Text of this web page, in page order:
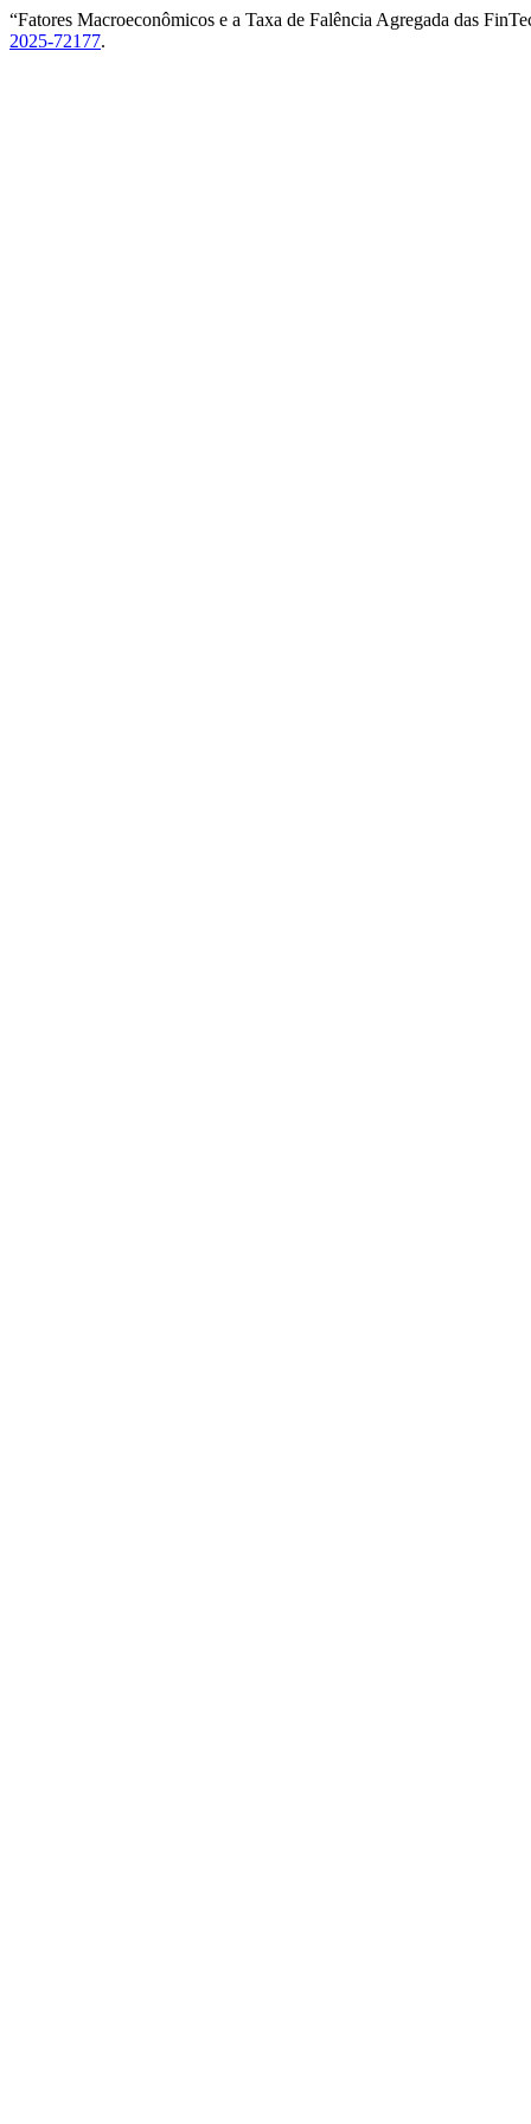
“Fatores Macroeconômicos e a Taxa de Falência Agregada das
2025-72177.